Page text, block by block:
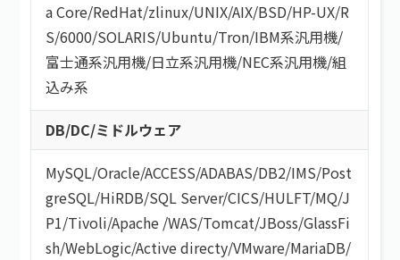
a Core/RedHat/zlinux/UNIX/AIX/BSD/HP-UX/R
S/6000/SOLARIS/Ubuntu/Tron/IBM系汎用機/
富士通系汎用機/日立系汎用機/NEC系汎用機/組
込み系
DB/DC/ミドルウェア
MySQL/Oracle/ACCESS/ADABAS/DB2/IMS/Post
greSQL/HiRDB/SQL Server/CICS/HULFT/MQ/J
P1/Tivoli/Apache /WAS/Tomcat/JBoss/GlassFi
sh/WebLogic/Active directy/VMware/MariaDB/